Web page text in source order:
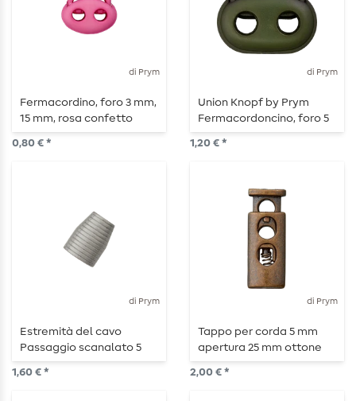
di Prym
Fermacordino, foro 3 mm,
15 mm, rosa confetto
0,80 € *
di Prym
Union Knopf by Prym
Fermacordoncino, foro 5
mm, lunghezza 25 mm,
1,20 € *
di Prym
Estremità del cavo
Passaggio scanalato 5
mm 14 mm Titanio
1,60 € *
di Prym
Tappo per corda 5 mm
apertura 25 mm ottone
antico opaco
2,00 € *